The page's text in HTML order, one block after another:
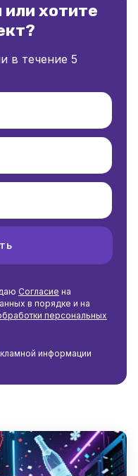
хотите
в течение 5
Согласие на
в порядке и на
персональных
информации